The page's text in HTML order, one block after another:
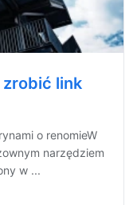
link
o renomieW
narzędziem
w ...